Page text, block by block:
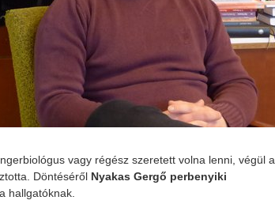
vagy régész szeretett volna lenni, végül a
Döntéséről Nyakas Gergő perbenyiki
hallgatóknak.